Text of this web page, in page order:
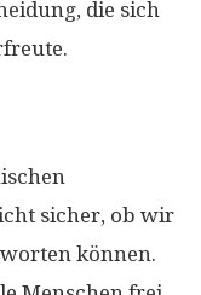
die sich
sicher, ob wir
können.